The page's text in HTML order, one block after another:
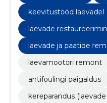
keevitustööd laevadel
laevade
laevade ja paatide
laevamootori remont
antifoulingi paigaldus
kereparandus